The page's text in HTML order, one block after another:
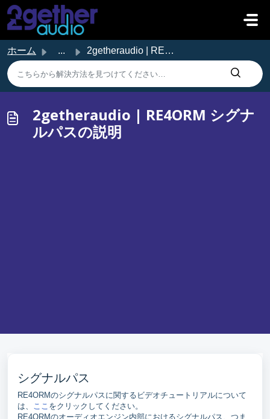
メインコンテンツに移動
ホーム ... 2getheraudio | RE4ORM シグナルパスの説明
2getheraudio | RE4ORM シグナ
ルパスの説明
シグナルパス
RE4ORMのシグナルパスに関するビデオチュートリアルについて
は、 ここ をクリックしてください。
RE4ORMのオーディオエンジン内部におけるシグナルパス、つま